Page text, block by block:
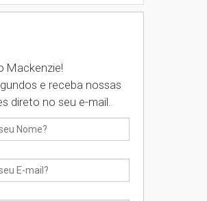
apresentação do
05.08.2026
Mackenzie
nova edição da
05.08.2026
Mackenzie!
e receba nossas
direto no seu e-mail.